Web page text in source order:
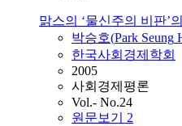
맑스의 ‘물신주의 비판’
박승호(Park Seung
한국사회경제학회
2005
사회경제평론
Vol.- No.24
원문보기 2